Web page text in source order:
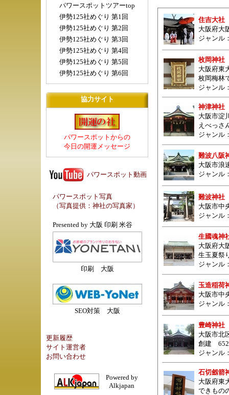
パワースポットツアーtop
伊勢125社めぐり 第1回
伊勢125社めぐり 第2回
伊勢125社めぐり 第3回
伊勢125社めぐり 第4回
伊勢125社めぐり 第5回
伊勢125社めぐり 第6回
協力サイト
パワースポットからの
今日の開運メッセージ
パワースポット動画
パワースポット写真
（写真提供： 神社の写真家 ）
Presented by 大阪 印刷 米谷
印刷 大阪
SEO対策 大阪
更新履歴
サイト運営者
お問い合わせ
Powered by
Alkjapan
住吉大社
大阪府大
ジャンル
枚岡神社
大阪府東
枚岡梅林
ジャンル
神津神社
大阪市淀
えべっさ
ジャンル
難波八阪
大阪市浪
ジャンル
難波神社
大阪市中
ジャンル
生國魂神
大阪府大
生玉夏祭
ジャンル
玉造稲荷
大阪市中
ジャンル
豊崎神社
大阪市北
創建 652
ジャンル
石切劔箭
大阪府東
できもの